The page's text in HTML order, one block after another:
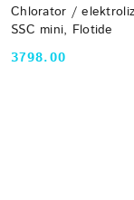
Chlorator /
SSC mini, Flotide
Cena:
3798.00